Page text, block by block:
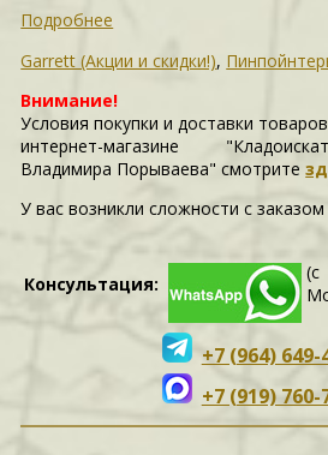
Подробнее
Garrett (Акции и скидки!),
Внимание!
Условия покупки и доставки
интернет-магазине
Владимира Порываева" смотрите
У вас возникли сложности c заказом
Консультация:
+7 (964) 649-
+7 (919) 760-